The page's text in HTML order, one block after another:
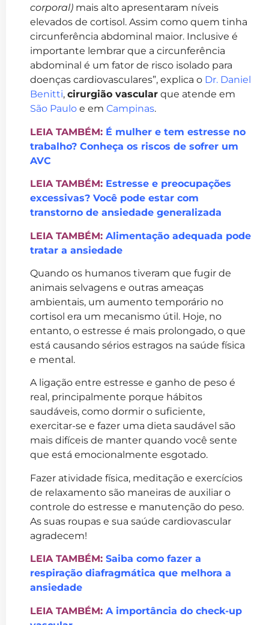
corporal) mais alto apresentaram níveis
elevados de cortisol. Assim como quem tinha
circunferência abdominal maior. Inclusive é
importante lembrar que a circunferência
abdominal é um fator de risco isolado para
doenças cardiovasculares”, explica o Dr. Daniel
Benitti, cirurgião vascular que atende em
São Paulo e em Campinas.
LEIA TAMBÉM: É mulher e tem estresse no
trabalho? Conheça os riscos de sofrer um
AVC
LEIA TAMBÉM: Estresse e preocupações
excessivas? Você pode estar com
transtorno de ansiedade generalizada
LEIA TAMBÉM: Alimentação adequada pode
tratar a ansiedade
Quando os humanos tiveram que fugir de
animais selvagens e outras ameaças
ambientais, um aumento temporário no
cortisol era um mecanismo útil. Hoje, no
entanto, o estresse é mais prolongado, o que
está causando sérios estragos na saúde física
e mental.
A ligação entre estresse e ganho de peso é
real, principalmente porque hábitos
saudáveis, como dormir o suficiente,
exercitar-se e fazer uma dieta saudável são
mais difíceis de manter quando você sente
que está emocionalmente esgotado.
Fazer atividade física, meditação e exercícios
de relaxamento são maneiras de auxiliar o
controle do estresse e manutenção do peso.
As suas roupas e sua saúde cardiovascular
agradecem!
LEIA TAMBÉM: Saiba como fazer a
respiração diafragmática que melhora a
ansiedade
LEIA TAMBÉM: A importância do check-up